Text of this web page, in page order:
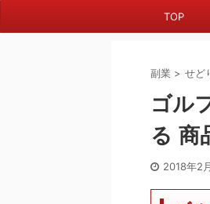
TOP
副業 > せど
ゴル
る 商
2018年2